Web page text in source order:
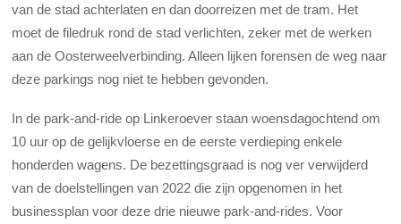
van de stad achterlaten en dan doorreizen met de tram. Het
moet de filedruk rond de stad verlichten, zeker met de werken
aan de Oosterweelverbinding. Alleen lijken forensen de weg naar
deze parkings nog niet te hebben gevonden.
In de park-and-ride op Linkeroever staan woensdagochtend om
10 uur op de gelijkvloerse en de eerste verdieping enkele
honderden wagens. De bezettingsgraad is nog ver verwijderd
van de doelstellingen van 2022 die zijn opgenomen in het
businessplan voor deze drie nieuwe park-and-rides. Voor